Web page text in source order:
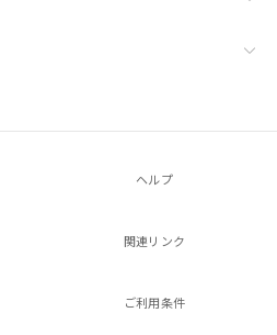
ヘルプ
関連リンク
ご利用条件